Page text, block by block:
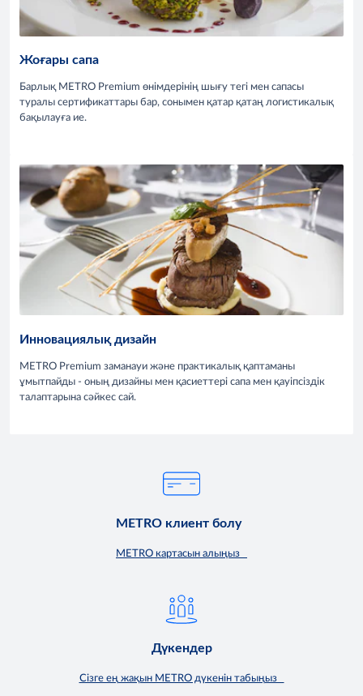
Жоғары сапа
Барлық METRO Premium өнімдерінің шығу тегі мен сапасы
туралы сертификаттары бар, сонымен қатар қатаң логистикалық
бақылауға ие.
Инновациялық дизайн
METRO Premium заманауи және практикалық қаптаманы
ұмытпайды - оның дизайны мен қасиеттері сапа мен қауіпсіздік
талаптарына сәйкес сай.
METRO клиент болу
METRO картасын алыңыз
Дүкендер
Сізге ең жақын METRO дүкенін табыңыз